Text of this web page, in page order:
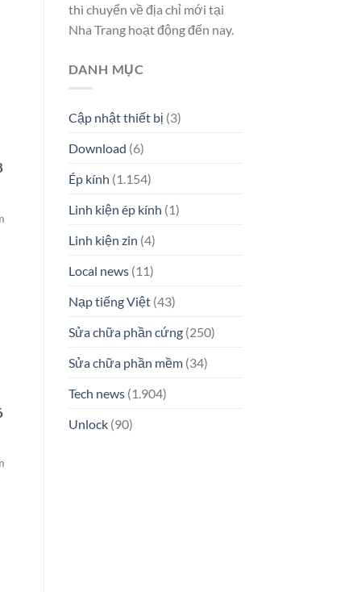
thì chuyển về địa chỉ mới tại
Nha Trang hoạt động đến nay.
DANH MỤC
Cập nhật thiết bị (3)
Download (6)
Ép kính (1.154)
Linh kiện ép kính (1)
Linh kiện zin (4)
Local news(11)
Nạp tiếng Việt(43)
Sửa chữa phần cứng(250)
Sửa chữa phần mềm(34)
Tech news(1.904)
Unlock(90)